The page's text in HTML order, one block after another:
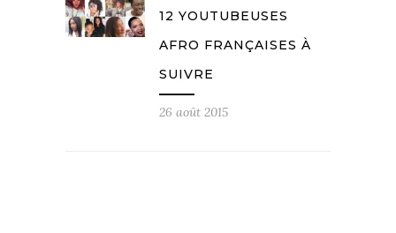
12 YOUTUBEUSES
AFRO FRANÇAISES À
SUIVRE
26 août 2015